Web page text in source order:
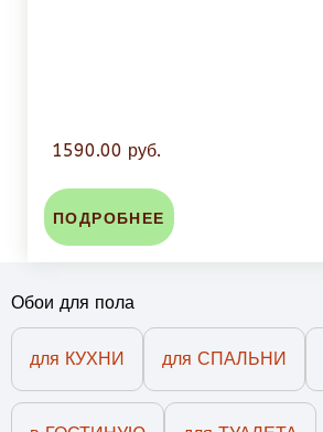
1590.00 руб.
ПОДРОБНЕЕ
Обои для пола
для КУХНИ для СПАЛЬНИ